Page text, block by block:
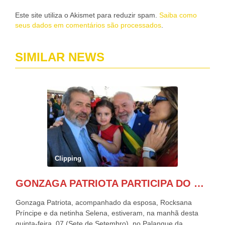
Este site utiliza o Akismet para reduzir spam. Saiba como
seus dados em comentários são processados
SIMILAR NEWS
Clipping
GONZAGA PATRIOTA PARTICIPA DO DESFILE DA INDEPENDÊNCIA NO PALANQUE DA PRESIDÊNCIA DA REPÚBLICA E É ABRAÇADO POR LULA E POR GERALDO ALCKMIN.
Gonzaga Patriota, acompanhado da esposa, Rocksana
Príncipe e da netinha Selena, estiveram, na manhã desta